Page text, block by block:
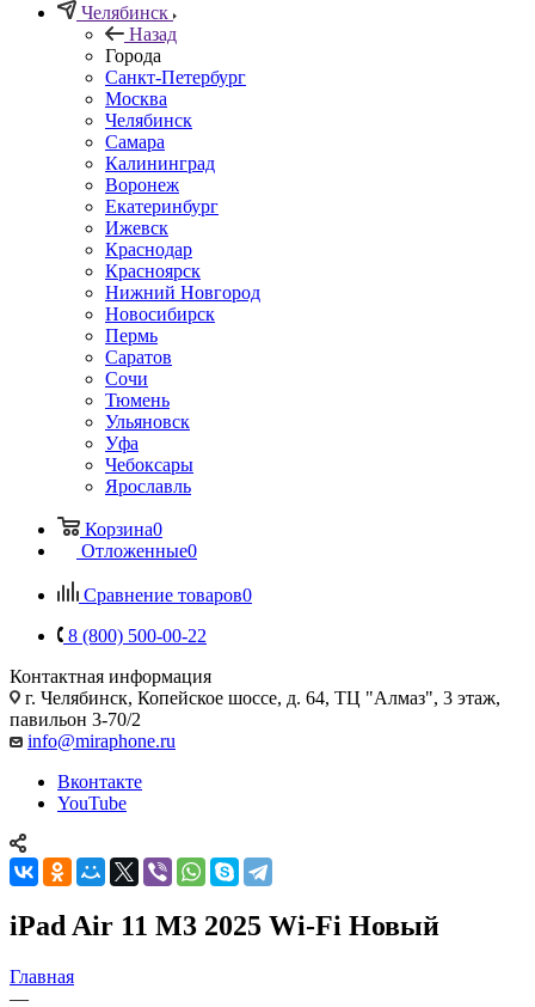
Челябинск
Назад
Города
Санкт-Петербург
Москва
Челябинск
Самара
Калининград
Воронеж
Екатеринбург
Ижевск
Краснодар
Красноярск
Нижний Новгород
Новосибирск
Пермь
Саратов
Сочи
Тюмень
Ульяновск
Уфа
Чебоксары
Ярославль
Корзина0
Отложенные0
Сравнение товаров0
8 (800) 500-00-22
Контактная информация
г. Челябинск, Копейское шоссе, д. 64, ТЦ "Алмаз", 3 этаж,
павильон 3-70/2
info@miraphone.ru
Вконтакте
YouTube
iPad Air 11 M3 2025 Wi-Fi Новый
Главная
—